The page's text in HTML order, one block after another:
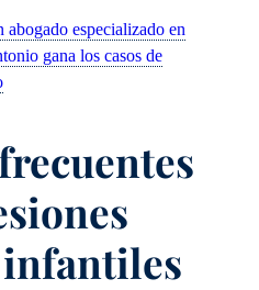
abogado especializado en
gana los casos de